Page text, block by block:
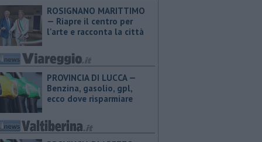
ROSIGNANO MARITTIMO
— Riapre il centro per
l'arte e racconta la città
PROVINCIA DI LUCCA — ​
Benzina, gasolio, gpl,
ecco dove risparmiare